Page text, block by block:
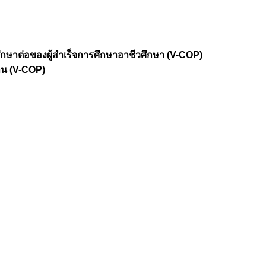
าต่อของผู้สำเร็จการศึกษาอาชีวศึกษา (V-COP)
(V-COP)